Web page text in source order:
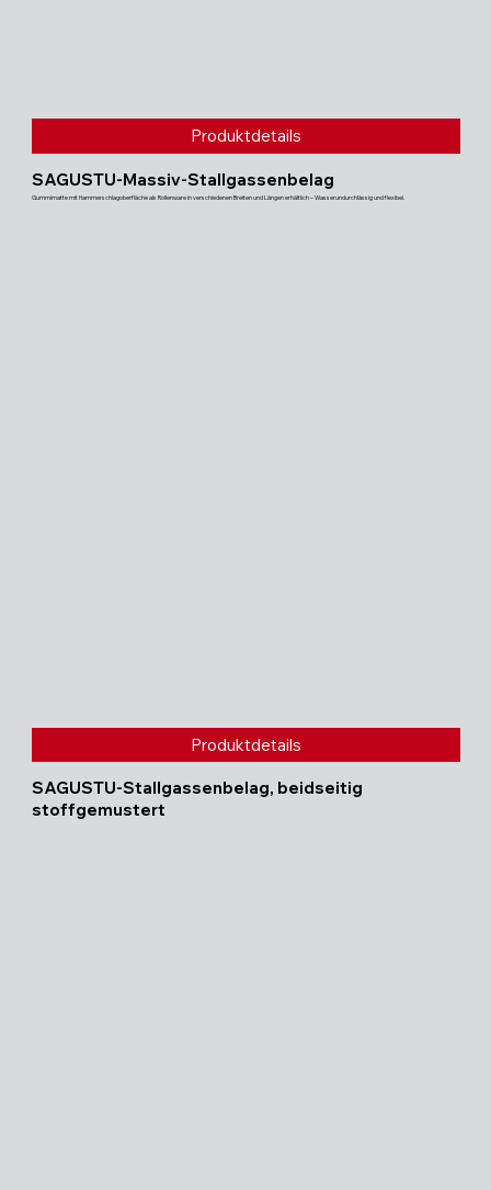
Produktdetails
SAGUSTU-Massiv-Stallgassenbelag
Gummimatte mit Hammerschlagoberfläche als Rollenware in verschiedenen Breiten und Längen erhältlich – Wasserundurchlässig und flexibel.
Produktdetails
SAGUSTU-Stallgassenbelag, beidseitig
stoffgemustert